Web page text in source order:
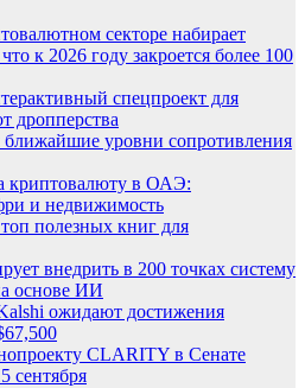
секторе набирает
к 2026 году закроется более 100
спецпроект для
дропперства
ближайшие уровни сопротивления
криптовалюту в ОАЭ:
и недвижимость
полезных книг для
внедрить в 200 точках систему
основе ИИ
ожидают достижения
CLARITY в Сенате
сентября